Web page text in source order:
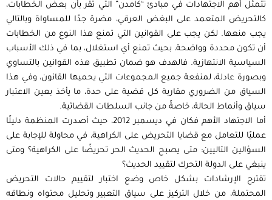
تتمثل أهم الاجتهادات في مبادئ “كامدن” التي تقر بأن بعض الخطابات،
كالتحريض المتعمد على البغض العرقي، مضرة جدًا للمساواة وبالتالي
يجب منعها. لكن يجب على القوانين التي تمنع هذا النوع من الخطابات
أن تكون محددة وواضحة، بحيث تمنع أي استغلال، بما في ذلك الأسباب
السياسية الانتهازية. فالهدف هو ضمان تطبيق هذه القوانين بالتساوي
وبصورة عادلة، لمنفعة جميع المجموعات التي يحميها القانون، وفي هذا
السياق من الضروري مقاربة كل قضية على حدة، ما يأخذ بعين الاعتبار
سياق وأنماط الحالة، خاصةً من جانب السلطات القضائية.
أما الاجتهاد الأهم فكان في ديسمبر 2012، حيث أصدرت المنظمة دليلًا
عمليًا للتعامل مع قضايا التحريض على الكراهية، في محاولة للإجابة على
السؤالين التاليين: متى يصبح الحديث الحر تحريضًا على الكراهية؟ ومتى
ينبغي على الدولة التحرك لتقييد الحديث؟
تقترح الإرشادات بشكل خاص وضع اختبار لتقييم حالات التحريض
المحتملة، من خلال التركيز على سياق التعبير وتحليل محتواه ونطاقه